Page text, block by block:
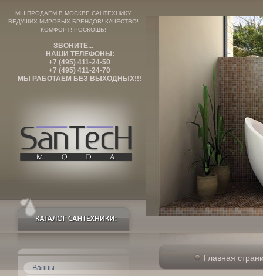
МЫ ПРОДАЕМ В МОСКВЕ САНТЕХНИКУ
ВЕДУЩИХ МИРОВЫХ БРЕНДОВ! КАЧЕСТВО!
КОМФОРТ! РОСКОШЬ!
ЗВОНИТЕ...
НАШИ ТЕЛЕФОНЫ:
+7 (495) 411-24-50
+7 (495) 411-24-70
МЫ РАБОТАЕМ БЕЗ ВЫХОДНЫХ!!!
Ванны
Главная